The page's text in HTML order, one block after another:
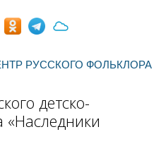
РУССКОГО ФОЛЬКЛОРА
детско-